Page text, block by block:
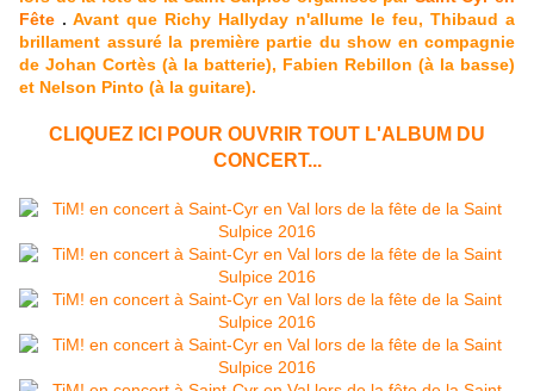
Fête . Avant que Richy Hallyday n'allume le feu, Thibaud a
brillament assuré la première partie du show en compagnie
de Johan Cortès (à la batterie), Fabien Rebillon (à la basse)
et Nelson Pinto (à la guitare).
CLIQUEZ ICI POUR OUVRIR TOUT L'ALBUM DU
CONCERT...